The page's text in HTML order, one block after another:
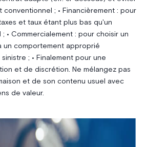
conventionnel ; • Financièrement : pour
et taux étant plus bas qu'un
• Commercialement : pour choisir un
un comportement approprié
; • Finalement pour une
et de discrétion. Ne mélangez pas
et de son contenu usuel avec
de valeur.